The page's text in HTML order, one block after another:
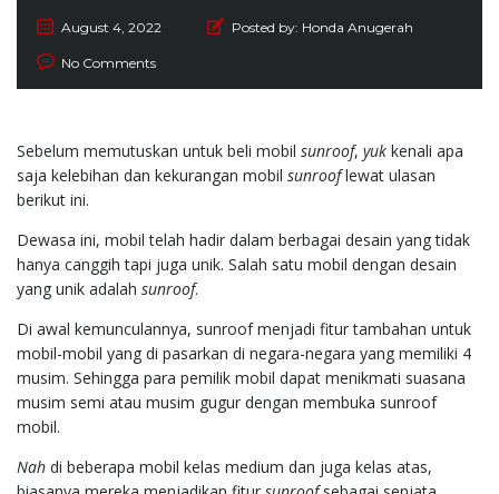
August 4, 2022 Posted by: Honda Anugerah
No Comments
Sebelum memutuskan untuk beli mobil sunroof, yuk kenali apa
saja kelebihan dan kekurangan mobil sunrooflewat ulasan
berikut ini.
Dewasa ini, mobil telah hadir dalam berbagai desain yang tidak
hanya canggih tapi juga unik. Salah satu mobil dengan desain
yang unik adalah sunroof.
Di awal kemunculannya, sunroof menjadi fitur tambahan untuk
mobil-mobil yang di pasarkan di negara-negara yang memiliki 4
musim. Sehingga para pemilik mobil dapat menikmati suasana
musim semi atau musim gugur dengan membuka sunroof
mobil.
Nah di beberapa mobil kelas medium dan juga kelas atas,